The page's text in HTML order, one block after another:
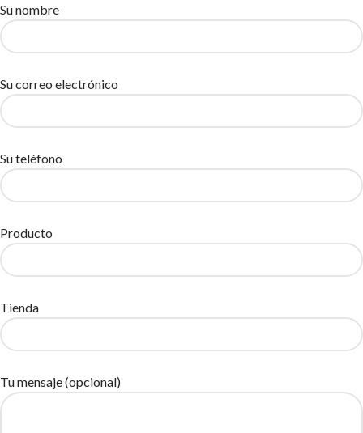
Su nombre
Su correo electrónico
Su teléfono
Producto
Tienda
Tu mensaje (opcional)